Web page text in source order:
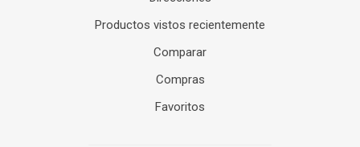
Productos vistos recientemente
Comparar
Compras
Favoritos